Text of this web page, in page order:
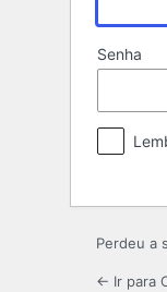
Senha
Perdeu a
← Ir para